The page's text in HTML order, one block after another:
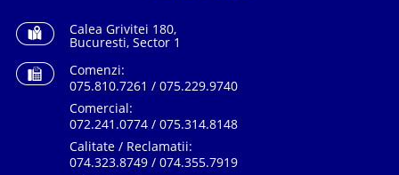
Calea Grivitei 180,
Bucuresti, Sector 1
Comenzi:
075.810.7261 / 075.229.9740
Comercial:
072.241.0774 / 075.314.8148
Calitate / Reclamatii:
074.323.8749 / 074.355.7919